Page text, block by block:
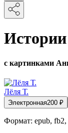
с картинками
Лёля Т.
Электронная200 ₽
Формат: epub,